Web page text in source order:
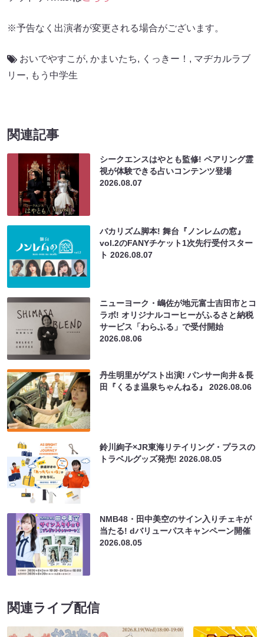
※予告なく出演者が変更される場合がございます。
おいでやすこが, かまいたち, くっきー！ , マヂカルラブ
リー, もう中学生
関連記事
シークエンスはやとも監修! ペアリング霊
視が体験できる占いコンテンツ登場
2026.08.07
バカリズム脚本! 舞台『ノンレムの窓』
vol.2のFANYチケット1次先行受付スター
ト2026.08.07
ニューヨーク・嶋佐が地元富士吉田市とコ
ラボ! オリジナルコーヒーがふるさと納税
サービス「わらふる」で受付開始
2026.08.06
丹生明里がゲスト出演! パンサー向井＆長
田『くるま温泉ちゃんねる』2026.08.06
鈴川絢子×JR東海リテイリング・プラスの
トラベルグッズ発売!2026.08.05
NMB48・田中美空のサイン入りチェキが
当たる! dバリューパスキャンペーン開催
2026.08.05
関連ライブ配信